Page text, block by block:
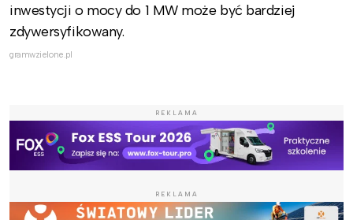
inwestycji o mocy do 1 MW może być bardziej
zdywersyfikowany.
gramwzielone.pl
REKLAMA
REKLAMA